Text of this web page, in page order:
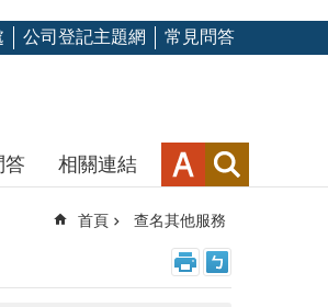
公司登記主題網 常見問答
答 相關連結
首頁 查名其他服務